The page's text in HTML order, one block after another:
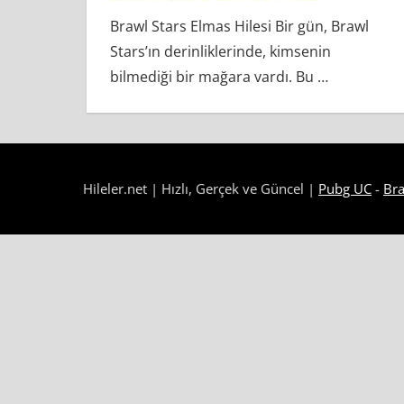
Brawl Stars Elmas Hilesi Bir gün, Brawl
Stars’ın derinliklerinde, kimsenin
bilmediği bir mağara vardı. Bu …
Hileler.net | Hızlı, Gerçek ve Güncel | Pubg UC -